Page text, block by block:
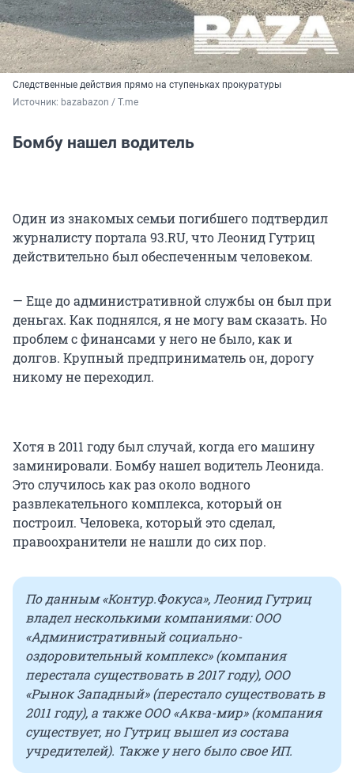
Следственные действия прямо на ступеньках прокуратуры
Источник: bazabazon / T.me
Бомбу нашел водитель
Один из знакомых семьи погибшего подтвердил
журналисту портала 93.RU, что Леонид Гутриц
действительно был обеспеченным человеком.
— Еще до административной службы он был при
деньгах. Как поднялся, я не могу вам сказать. Но
проблем с финансами у него не было, как и
долгов. Крупный предприниматель он, дорогу
никому не переходил.
Хотя в 2011 году был случай, когда его машину
заминировали. Бомбу нашел водитель Леонида.
Это случилось как раз около водного
развлекательного комплекса, который он
построил. Человека, который это сделал,
правоохранители не нашли до сих пор.
По данным «Контур.Фокуса», Леонид Гутриц
владел несколькими компаниями: ООО
«Административный социально-
оздоровительный комплекс» (компания
перестала существовать в 2017 году), ООО
«Рынок Западный» (перестало существовать в
2011 году), а также ООО «Аква-мир» (компания
существует, но Гутриц вышел из состава
учредителей). Также у него было свое ИП.